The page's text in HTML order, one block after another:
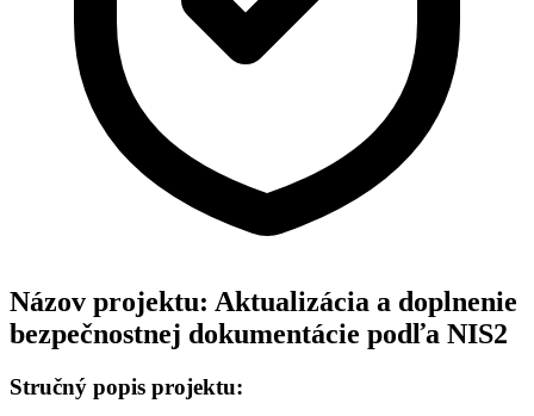
Názov projektu: Aktualizácia a doplnenie
bezpečnostnej dokumentácie podľa NIS2
Stručný popis projektu: